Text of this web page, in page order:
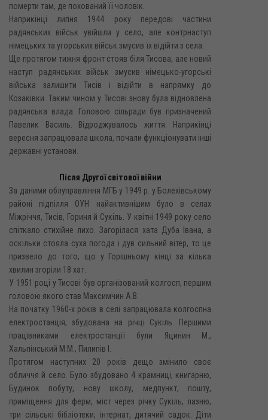
померти там, де похований її чоловік.
Наприкінці липня 1944 року передові частини
радянських військ увійшли у село, але контрнаступ
німецьких та угорських військ змусив їх відійти з села.
Ще протягом тижня фронт стояв біля Тисова, але новий
наступ радянських військ змусив німецько-угорські
війська залишити Тисів і відійти в напрямку до
Козаківки. Таким чином у Тисові знову була відновлена
радянська влада. Головою сільради був призначений
Павелик Василь. Відроджувалось життя. Наприкінці
вересня запрацювала школа, почали функціонувати інші
державні установи.
Після Другої світової війни
За даними облуправління МГБ у 1949 р. у Болехівському
районі підпілля ОУН найактивнішим було в селах
Міжріччя, Тисів, Гориня й Сукіль. У квітні 1949 року село
спіткало стихійне лихо. Загорілася хата Дуба Івана, а
оскільки стояла суха погода і дув сильний вітер, то це
призвело до того, що у Горішньому кінці за кілька
хвилин згоріли 18 хат.
У 1951 році у Тисові був організований колгосп, першим
головою якого став Максимчин A.B.
На початку 1960-х років в селі запрацювала колгоспна
електростанція, збудована на річці Сукіль. Першими
працівниками електростанції були Яцинин М.,
Хальпінський М.М., Пилипів І.
Протягом наступних 20 років дещо змінило своє
обличчя й село. Було збудовано 4 крамниці, книгарню,
Будинок побуту, нову школу, медпункт, пошту,
приміщення для ферм, міст через річку Сукіль, лазню,
три сільські бібліотеки, інтернат, дитячий садок. Діти